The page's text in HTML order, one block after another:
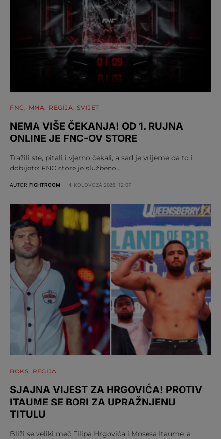
FNC MMA REGIJA SVIJET
NEMA VIŠE ČEKANJA! OD 1. RUJNA
ONLINE JE FNC-OV STORE
Tražili ste, pitali i vjerno čekali, a sad je vrijeme da to i
dobijete: FNC store je službeno…
AUTOR FIGHTROOM 4. KOLOVOZA 2026. 12:07
BOKS REGIJA
SJAJNA VIJEST ZA HRGOVIĆA! PROTIV
ITAUME SE BORI ZA UPRAŽNJENU
TITULU
Bliži se veliki meč Filipa Hrgovića i Mosesa Itaume, a